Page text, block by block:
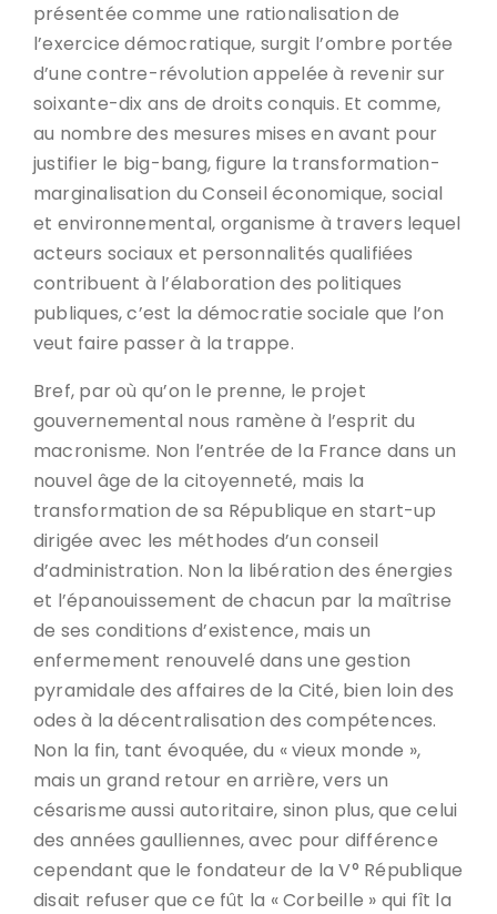
présentée comme une rationalisation de
l’exercice démocratique, surgit l’ombre portée
d’une contre-révolution appelée à revenir sur
soixante-dix ans de droits conquis. Et comme,
au nombre des mesures mises en avant pour
justifier le big-bang, figure la transformation-
marginalisation du Conseil économique, social
et environnemental, organisme à travers lequel
acteurs sociaux et personnalités qualifiées
contribuent à l’élaboration des politiques
publiques, c’est la démocratie sociale que l’on
veut faire passer à la trappe.
Bref, par où qu’on le prenne, le projet
gouvernemental nous ramène à l’esprit du
macronisme. Non l’entrée de la France dans un
nouvel âge de la citoyenneté, mais la
transformation de sa République en start-up
dirigée avec les méthodes d’un conseil
d’administration. Non la libération des énergies
et l’épanouissement de chacun par la maîtrise
de ses conditions d’existence, mais un
enfermement renouvelé dans une gestion
pyramidale des affaires de la Cité, bien loin des
odes à la décentralisation des compétences.
Non la fin, tant évoquée, du « vieux monde »,
mais un grand retour en arrière, vers un
césarisme aussi autoritaire, sinon plus, que celui
des années gaulliennes, avec pour différence
cependant que le fondateur de la V° République
disait refuser que ce fût la « Corbeille » qui fît la